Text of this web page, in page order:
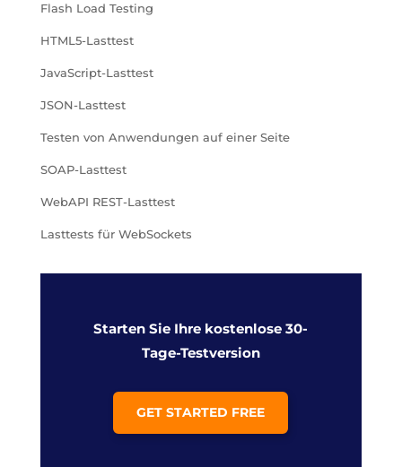
Flash Load Testing
HTML5-Lasttest
JavaScript-Lasttest
JSON-Lasttest
Testen von Anwendungen auf einer Seite
SOAP-Lasttest
WebAPI REST-Lasttest
Lasttests für WebSockets
Starten Sie Ihre kostenlose 30-
Tage-Testversion
GET STARTED FREE